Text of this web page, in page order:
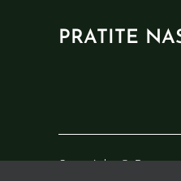
PRATITE
Copyright ©